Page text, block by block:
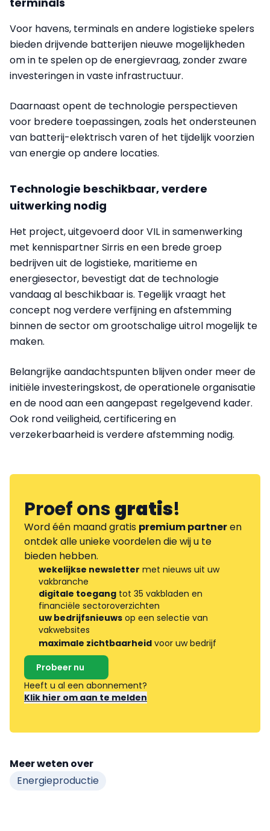
Voor havens, terminals en andere logistieke spelers
bieden drijvende batterijen nieuwe mogelijkheden
om in te spelen op de energievraag, zonder zware
investeringen in vaste infrastructuur.
Daarnaast opent de technologie perspectieven
voor bredere toepassingen, zoals het ondersteunen
van batterij-elektrisch varen of het tijdelijk voorzien
van energie op andere locaties.
Technologie beschikbaar, verdere
uitwerking nodig
Het project, uitgevoerd door VIL in samenwerking
met kennispartner Sirris en een brede groep
bedrijven uit de logistieke, maritieme en
energiesector, bevestigt dat de technologie
vandaag al beschikbaar is. Tegelijk vraagt het
concept nog verdere verfijning en afstemming
binnen de sector om grootschalige uitrol mogelijk te
maken.
Belangrijke aandachtspunten blijven onder meer de
initiële investeringskost, de operationele organisatie
en de nood aan een aangepast regelgevend kader.
Ook rond veiligheid, certificering en
verzekerbaarheid is verdere afstemming nodig.
Proef onsgratis!
Word één maand gratis premium partneren
ontdek alle unieke voordelen die wij u te
bieden hebben.
wekelijkse newsletter met nieuws uit uw
vakbranche
digitale toegang tot 35 vakbladen en
financiële sectoroverzichten
uw bedrijfsnieuws op een selectie van
vakwebsites
maximale zichtbaarheid voor uw bedrijf
Probeer nu
Heeft u al een abonnement?
Klik hier om aan te melden
Meer weten over
Energieproductie